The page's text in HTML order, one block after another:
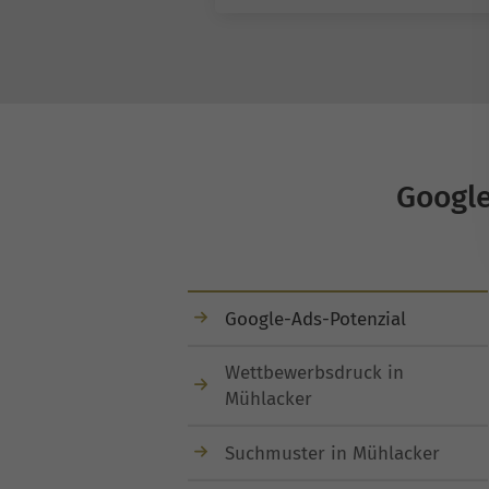
Google-Ads-Potenzial
Wettbewerbsdruck in
Mühlacker
Suchmuster in Mühlacker